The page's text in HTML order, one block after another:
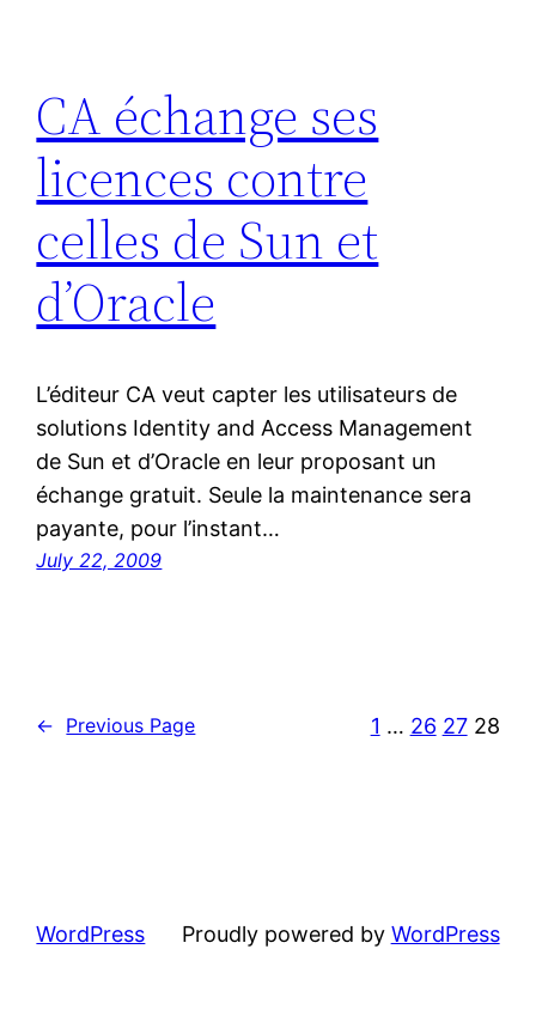
CA échange ses
licences contre
celles de Sun et
d’Oracle
L’éditeur CA veut capter les utilisateurs de
solutions Identity and Access Management
de Sun et d’Oracle en leur proposant un
échange gratuit. Seule la maintenance sera
payante, pour l’instant…
July 22, 2009
← Previous Page 1 … 26 27 28
WordPress Proudly powered by WordPress